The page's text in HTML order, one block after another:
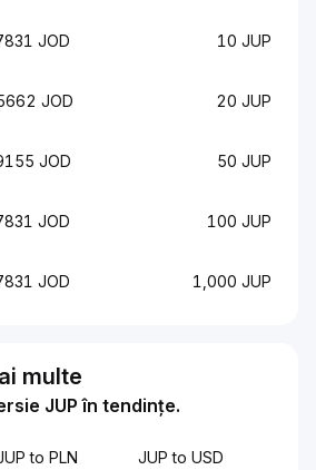
JOD 10 JUP
JOD 20 JUP
JOD 50 JUP
JOD 100 JUP
JOD 1,000 JUP
multe
JUP în tendințe.
to PLN JUP to USD